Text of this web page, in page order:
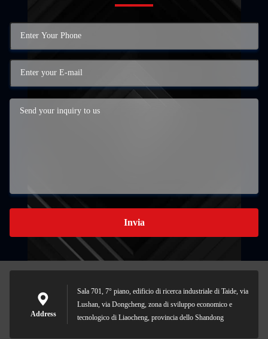
Invia
Address
Sala 701, 7° piano, edificio di ricerca industriale di Taide, via
Lushan, via Dongcheng, zona di sviluppo economico e
tecnologico di Liaocheng, provincia dello Shandong